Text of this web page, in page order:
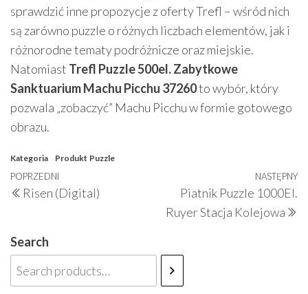
sprawdzić inne propozycje z oferty Trefl – wśród nich
są zarówno puzzle o różnych liczbach elementów, jak i
różnorodne tematy podróżnicze oraz miejskie.
Natomiast Trefl Puzzle 500el. Zabytkowe
Sanktuarium Machu Picchu 37260to wybór, który
pozwala „zobaczyć” Machu Picchu w formie gotowego
obrazu.
Kategoria Produkt Puzzle
Nawigacja
wpisu
Poprzedni
wpis
POPRZEDNI
Risen (Digital)
NASTĘPNY
Piatnik Puzzle 1000El.
Ruyer Stacja Kolejowa
Search